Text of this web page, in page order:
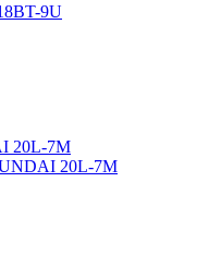
9U
20L-7M